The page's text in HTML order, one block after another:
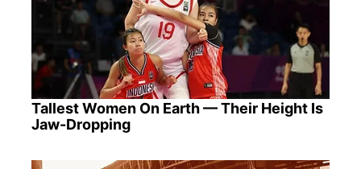
Tallest Women On Earth — Their Height Is
Jaw-Dropping